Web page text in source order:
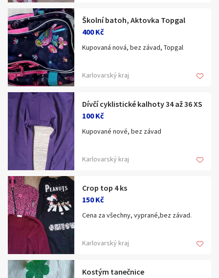
Školní batoh, Aktovka Topgal
400 Kč
Kupovaná nová, bez závad, Topgal
Karlovarský kraj
Dívčí cyklistické kalhoty 34 až 36 XS
100 Kč
Kupované nové, bez závad
Karlovarský kraj
Crop top 4 ks
150 Kč
Cena za všechny, vyprané,bez závad.
Karlovarský kraj
Kostým tanečnice